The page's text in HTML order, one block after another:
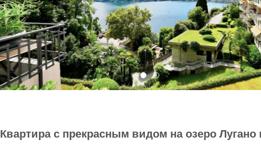
Квартира с прекрасным видом на озеро Лугано